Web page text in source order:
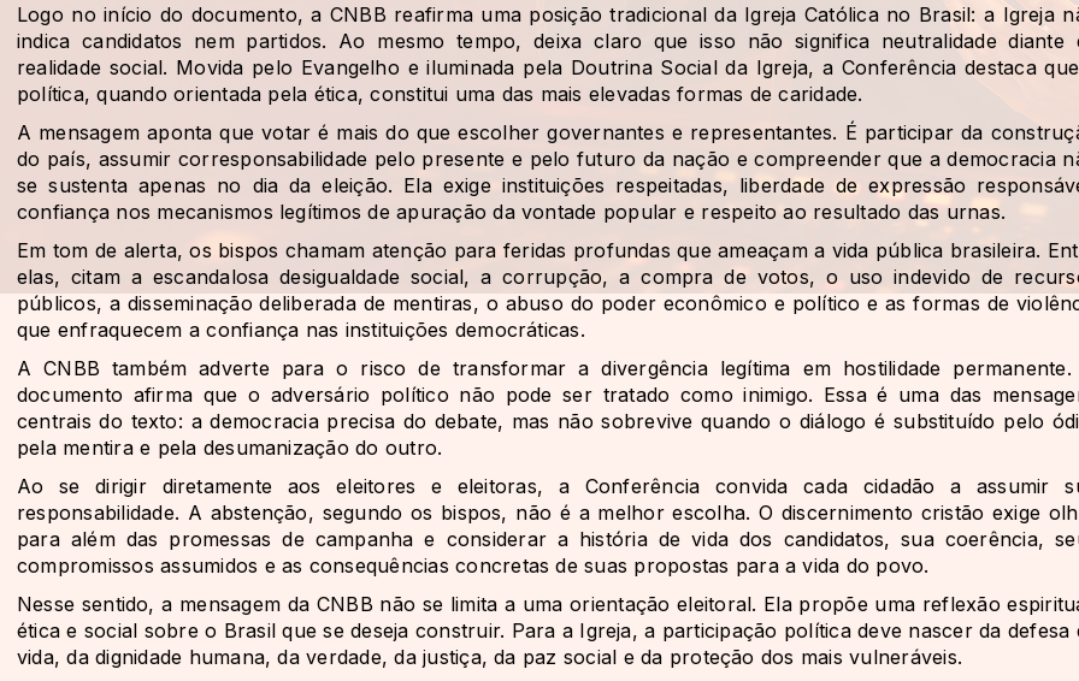
Logo no início do documento, a CNBB reafirma uma posição tradicional da Igreja Católica no Brasil: a Igreja
indica candidatos nem partidos. Ao mesmo tempo, deixa claro que isso não significa neutralidade diante
realidade social. Movida pelo Evangelho e iluminada pela Doutrina Social da Igreja, a Conferência destaca
política, quando orientada pela ética, constitui uma das mais elevadas formas de caridade.
A mensagem aponta que votar é mais do que escolher governantes e representantes. É participar da
do país, assumir corresponsabilidade pelo presente e pelo futuro da nação e compreender que a democracia
se sustenta apenas no dia da eleição. Ela exige instituições respeitadas, liberdade de expressão
confiança nos mecanismos legítimos de apuração da vontade popular e respeito ao resultado das urnas.
Em tom de alerta, os bispos chamam atenção para feridas profundas que ameaçam a vida pública brasileira.
elas, citam a escandalosa desigualdade social, a corrupção, a compra de votos, o uso indevido de
públicos, a disseminação deliberada de mentiras, o abuso do poder econômico e político e as formas de
que enfraquecem a confiança nas instituições democráticas.
A CNBB também adverte para o risco de transformar a divergência legítima em hostilidade permanente.
documento afirma que o adversário político não pode ser tratado como inimigo. Essa é uma das
centrais do texto: a democracia precisa do debate, mas não sobrevive quando o diálogo é substituído pelo
pela mentira e pela desumanização do outro.
Ao se dirigir diretamente aos eleitores e eleitoras, a Conferência convida cada cidadão a assumir
responsabilidade. A abstenção, segundo os bispos, não é a melhor escolha. O discernimento cristão exige
para além das promessas de campanha e considerar a história de vida dos candidatos, sua coerência,
compromissos assumidos e as consequências concretas de suas propostas para a vida do povo.
Nesse sentido, a mensagem da CNBB não se limita a uma orientação eleitoral. Ela propõe uma reflexão
ética e social sobre o Brasil que se deseja construir. Para a Igreja, a participação política deve nascer da defesa
vida, da dignidade humana, da verdade, da justiça, da paz social e da proteção dos mais vulneráveis.